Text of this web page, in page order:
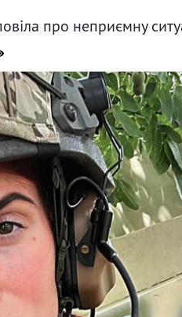
про неприємну